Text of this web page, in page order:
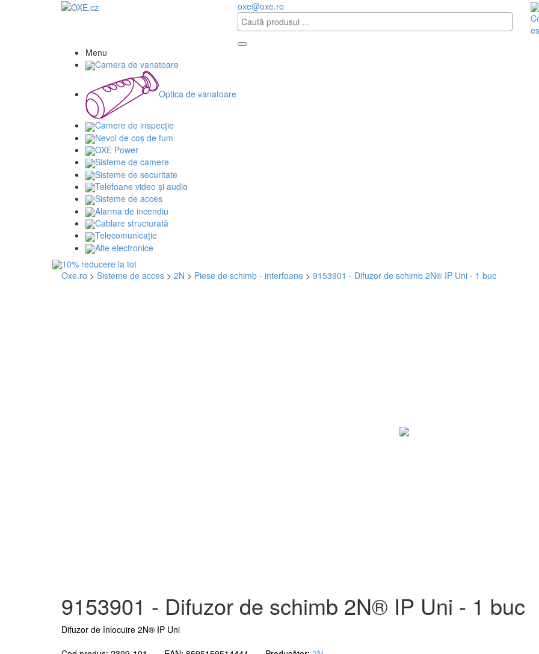
oxe@oxe.ro
Menu
Camera de vanatoare
Optica de vanatoare
Camere de inspecție
Nevoi de coș de fum
OXE Power
Sisteme de camere
Sisteme de securitate
Telefoane video și audio
Sisteme de acces
Alarma de incendiu
Cablare structurată
Telecomunicaţie
Alte electronice
Oxe.ro > Sisteme de acces > 2N > Piese de schimb - interfoane > 9153901 - Difuzor de schimb 2N® IP Uni - 1 buc
9153901 - Difuzor de schimb 2N® IP Uni - 1 buc
Difuzor de înlocuire 2N® IP Uni